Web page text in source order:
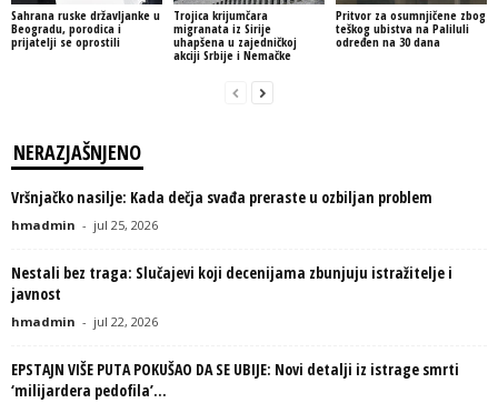
Sahrana ruske državljanke u
Beogradu, porodica i
prijatelji se oprostili
Trojica krijumčara
migranata iz Sirije
uhapšena u zajedničkoj
akciji Srbije i Nemačke
Pritvor za osumnjičene zbog
teškog ubistva na Paliluli
određen na 30 dana
NERAZJAŠNJENO
Vršnjačko nasilje: Kada dečja svađa preraste u ozbiljan problem
hmadmin - jul 25, 2026
Nestali bez traga: Slučajevi koji decenijama zbunjuju istražitelje i
javnost
hmadmin - jul 22, 2026
EPSTAJN VIŠE PUTA POKUŠAO DA SE UBIJE: Novi detalji iz istrage smrti
‘milijardera pedofila’...